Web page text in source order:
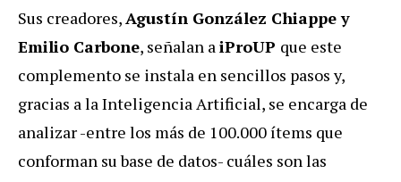
Sus creadores,Agustín González Chiappe y
Emilio Carbone, señalan aiProUP que este
complemento se instala en sencillos pasos y,
gracias a la Inteligencia Artificial, se encarga de
analizar -entre los más de 100.000 ítems que
conforman su base de datos- cuáles son las